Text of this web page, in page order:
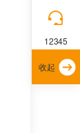
12345
收起